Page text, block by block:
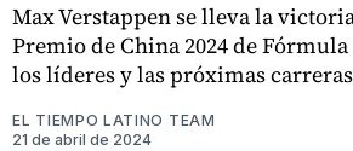
Max Verstappen se lleva la
Premio de China 2024 de
los líderes y las próximas
EL TIEMPO LATINO TEAM
21 de abril de 2024